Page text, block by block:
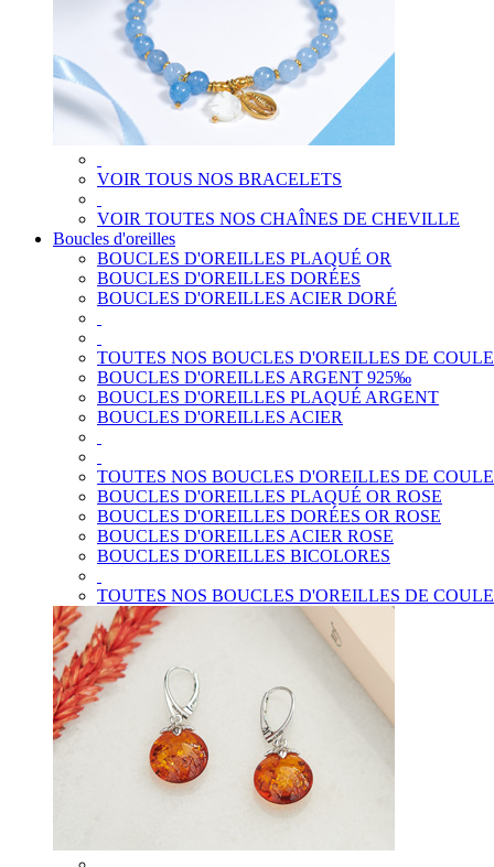
VOIR TOUS NOS BRACELETS
VOIR TOUTES NOS CHAÎNES DE CHEVILLE
Boucles d'oreilles
BOUCLES D'OREILLES PLAQUÉ OR
BOUCLES D'OREILLES DORÉES
BOUCLES D'OREILLES ACIER DORÉ
TOUTES NOS BOUCLES D'OREILLES DE
BOUCLES D'OREILLES ARGENT 925‰
BOUCLES D'OREILLES PLAQUÉ ARGENT
BOUCLES D'OREILLES ACIER
TOUTES NOS BOUCLES D'OREILLES DE
BOUCLES D'OREILLES PLAQUÉ OR ROSE
BOUCLES D'OREILLES DORÉES OR ROSE
BOUCLES D'OREILLES ACIER ROSE
BOUCLES D'OREILLES BICOLORES
TOUTES NOS BOUCLES D'OREILLES DE